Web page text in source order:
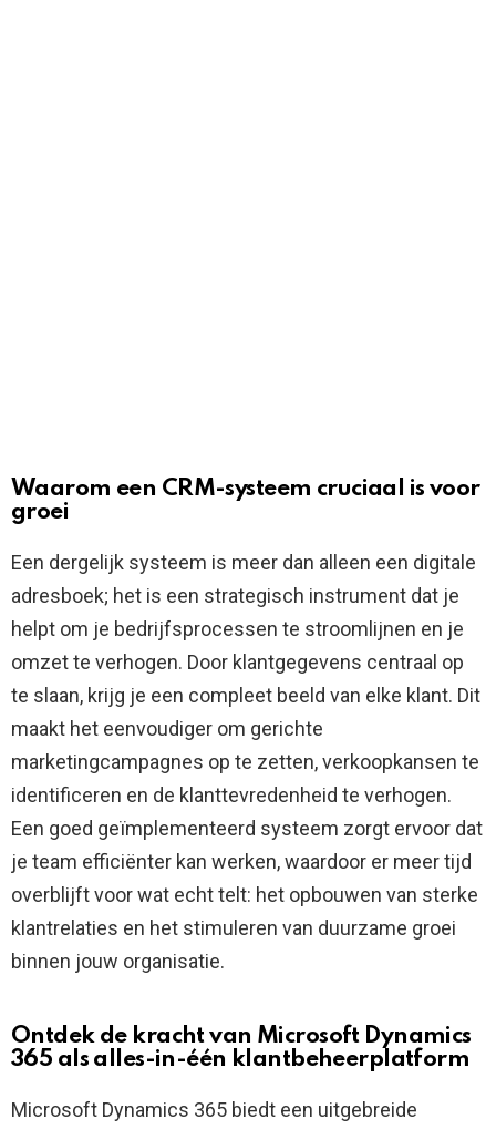
Waarom een CRM-systeem cruciaal is voor
groei
Een dergelijk systeem is meer dan alleen een digitale
adresboek; het is een strategisch instrument dat je
helpt om je bedrijfsprocessen te stroomlijnen en je
omzet te verhogen. Door klantgegevens centraal op
te slaan, krijg je een compleet beeld van elke klant. Dit
maakt het eenvoudiger om gerichte
marketingcampagnes op te zetten, verkoopkansen te
identificeren en de klanttevredenheid te verhogen.
Een goed geïmplementeerd systeem zorgt ervoor dat
je team efficiënter kan werken, waardoor er meer tijd
overblijft voor wat echt telt: het opbouwen van sterke
klantrelaties en het stimuleren van duurzame groei
binnen jouw organisatie.
Ontdek de kracht van Microsoft Dynamics
365 als alles-in-één klantbeheerplatform
Microsoft Dynamics 365 biedt een uitgebreide